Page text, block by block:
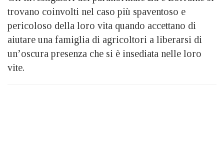
trovano coinvolti nel caso più spaventoso e
pericoloso della loro vita quando accettano di
aiutare una famiglia di agricoltori a liberarsi di
un’oscura presenza che si è insediata nelle loro
vite.